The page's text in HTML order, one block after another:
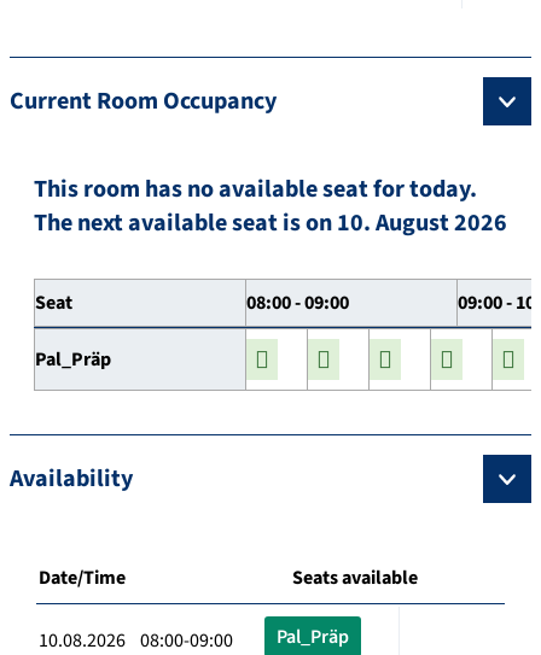
Current Room Occupancy
This room has no available seat for today.
The next available seat is on 10. August 2026
Seat 08:00 - 09:00 09:00 -
Pal_Präp
Availability
Date/Time Seats available
10.08.2026 08:00-09:00 Pal_Präp